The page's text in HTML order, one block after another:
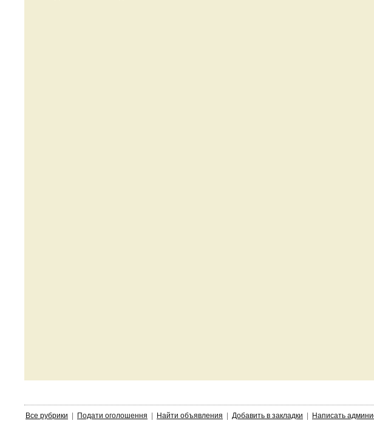
Все рубрики Подати оголошення Найти объявления Добавить в закладки Написать